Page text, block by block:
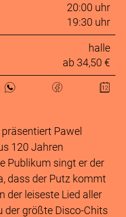
20:00 uhr
19:30 uhr
halle
ab 34,50 €
präsentiert Pawel
120 Jahren
Publikum singt er der
dass der Putz kommt
der leiseste Lied aller
der größte Disco-Chits